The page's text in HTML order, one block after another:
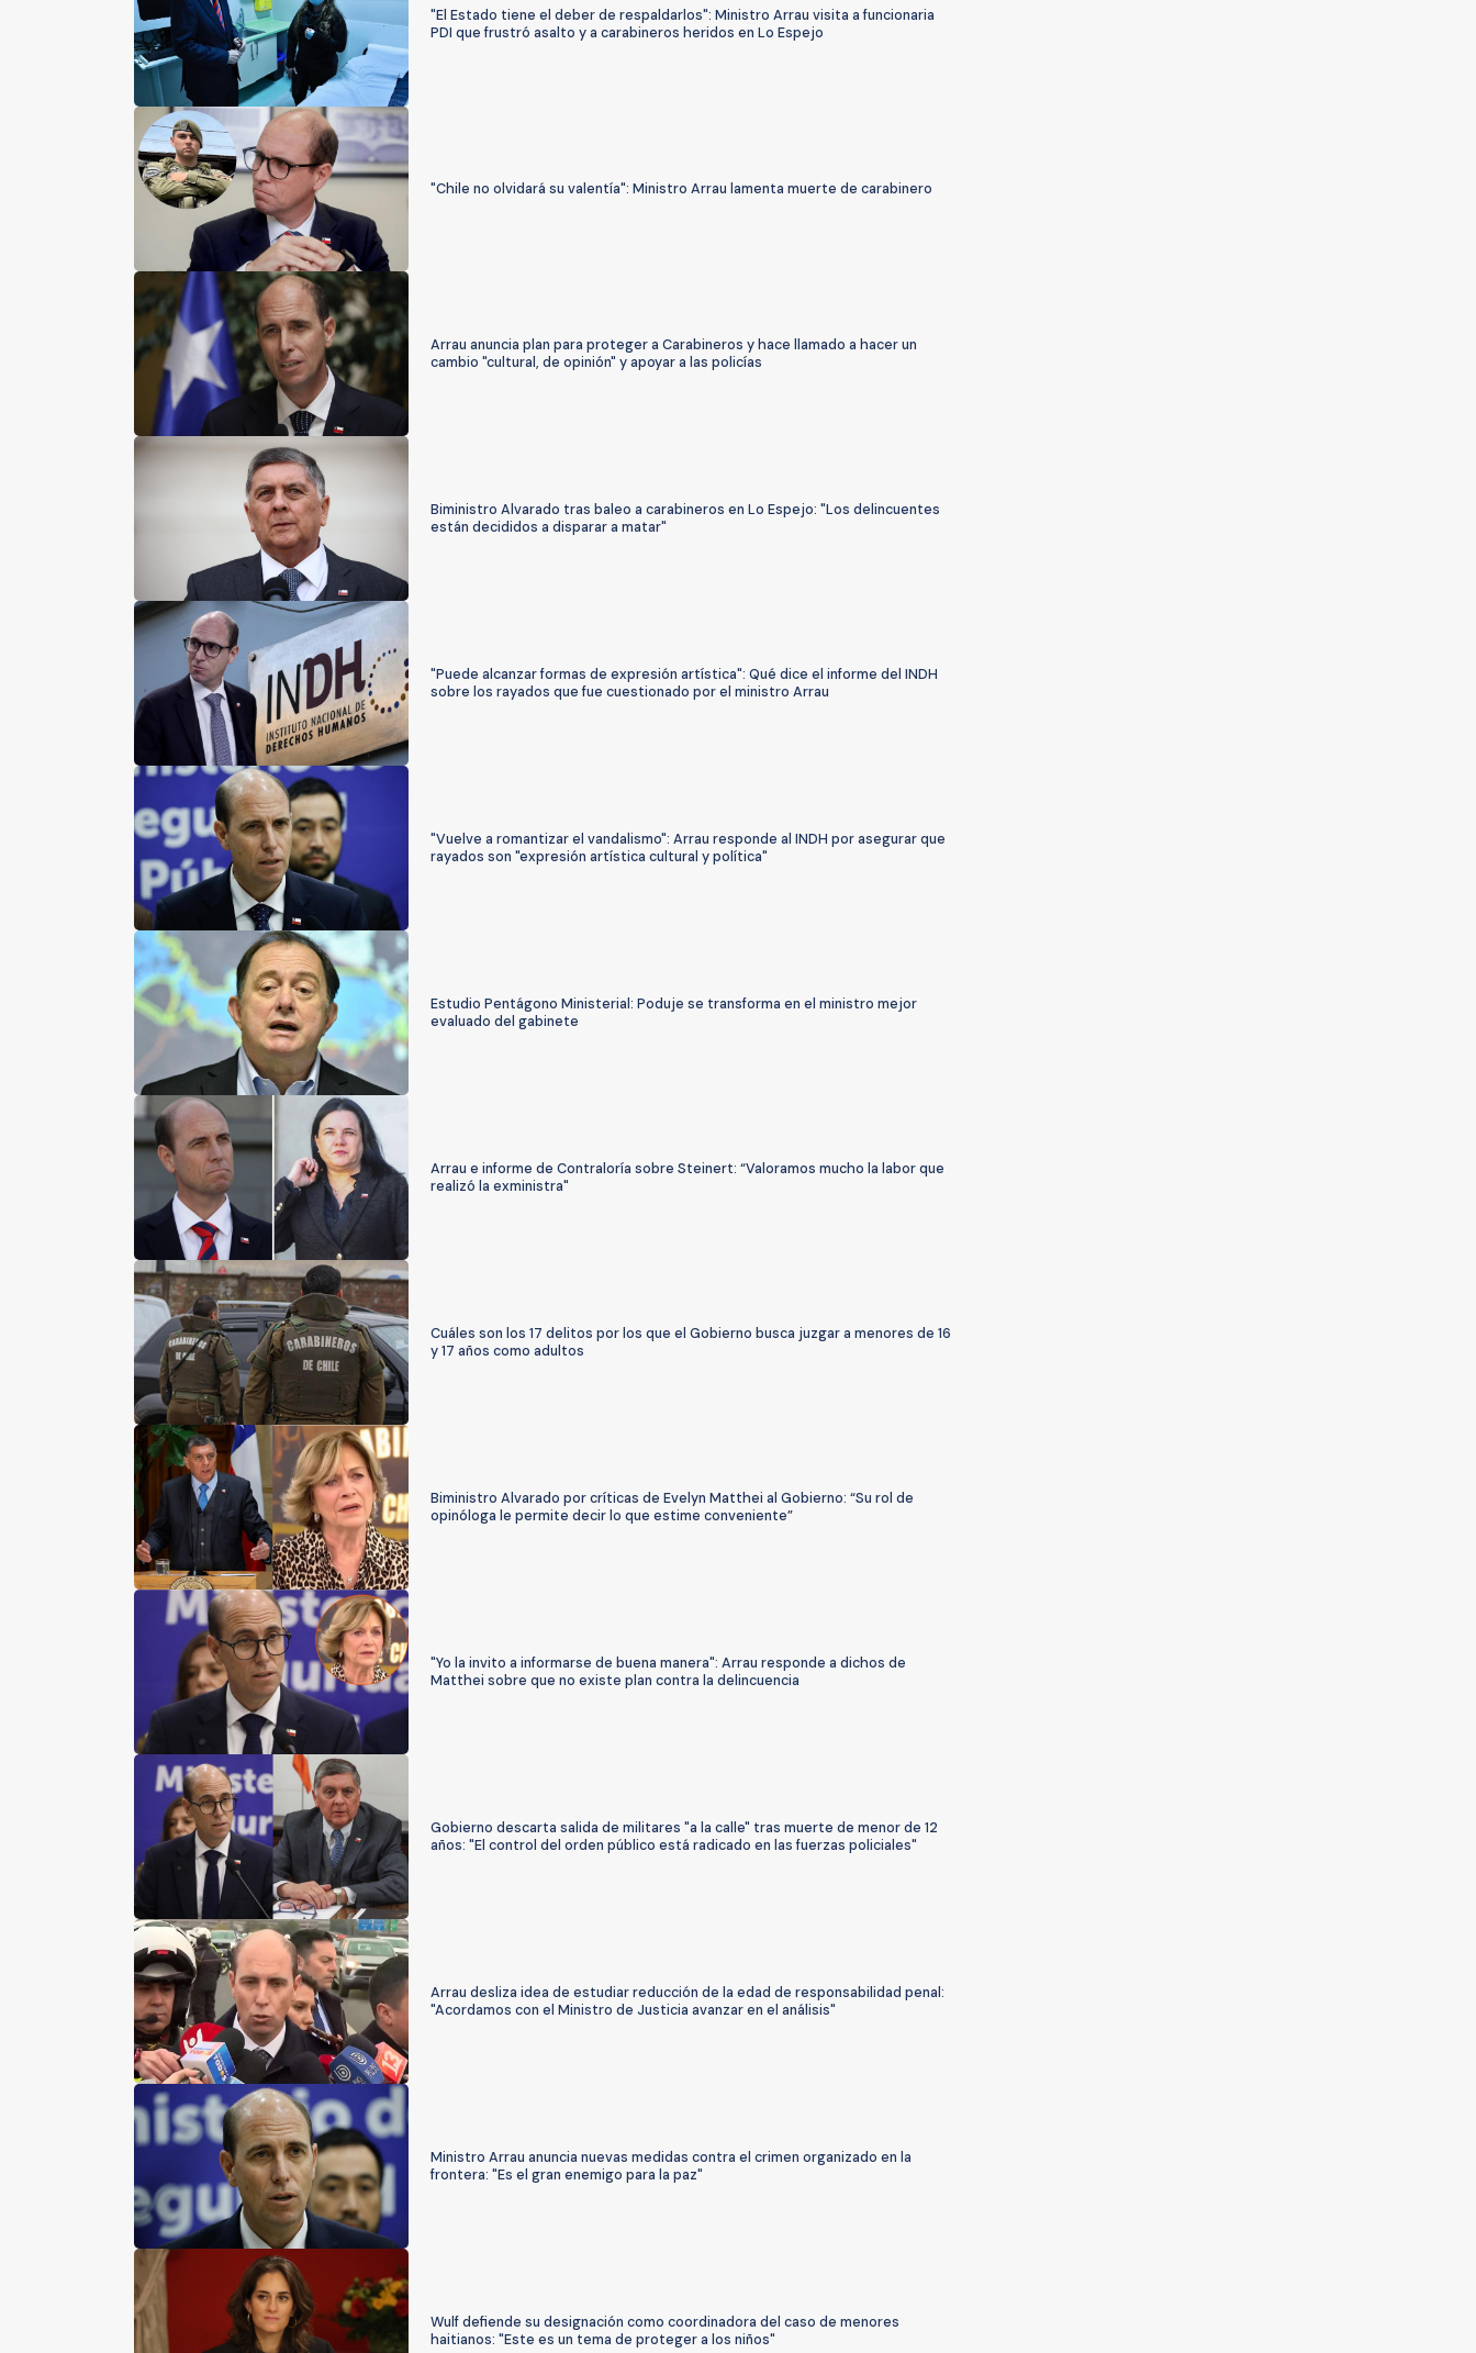
"El Estado tiene el deber de respaldarlos": Ministro Arrau visita a funcionaria
PDI que frustró asalto y a carabineros heridos en Lo Espejo
"Chile no olvidará su valentía": Ministro Arrau lamenta muerte de carabinero
Arrau anuncia plan para proteger a Carabineros y hace llamado a hacer un
cambio "cultural, de opinión" y apoyar a las policías
Biministro Alvarado tras baleo a carabineros en Lo Espejo: "Los delincuentes
están decididos a disparar a matar"
"Puede alcanzar formas de expresión artística": Qué dice el informe del INDH
sobre los rayados que fue cuestionado por el ministro Arrau
"Vuelve a romantizar el vandalismo": Arrau responde al INDH por asegurar que
rayados son "expresión artística cultural y política"
Estudio Pentágono Ministerial: Poduje se transforma en el ministro mejor
evaluado del gabinete
Arrau e informe de Contraloría sobre Steinert: “Valoramos mucho la labor que
realizó la exministra"
Cuáles son los 17 delitos por los que el Gobierno busca juzgar a menores de 16
y 17 años como adultos
Biministro Alvarado por críticas de Evelyn Matthei al Gobierno: “Su rol de
opinóloga le permite decir lo que estime conveniente”
"Yo la invito a informarse de buena manera": Arrau responde a dichos de
Matthei sobre que no existe plan contra la delincuencia
Gobierno descarta salida de militares "a la calle" tras muerte de menor de 12
años: "El control del orden público está radicado en las fuerzas policiales"
Arrau desliza idea de estudiar reducción de la edad de responsabilidad penal:
"Acordamos con el Ministro de Justicia avanzar en el análisis"
Ministro Arrau anuncia nuevas medidas contra el crimen organizado en la
frontera: "Es el gran enemigo para la paz"
Wulf defiende su designación como coordinadora del caso de menores
haitianos: "Este es un tema de proteger a los niños"